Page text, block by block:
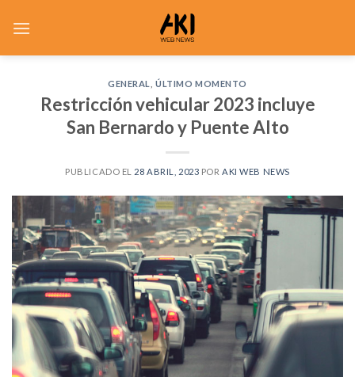
GENERAL ,ÚLTIMO MOMENTO
Restricción vehicular 2023 incluye
San Bernardo y Puente Alto
PUBLICADO EL 28 ABRIL, 2023 POR AKI WEB NEWS